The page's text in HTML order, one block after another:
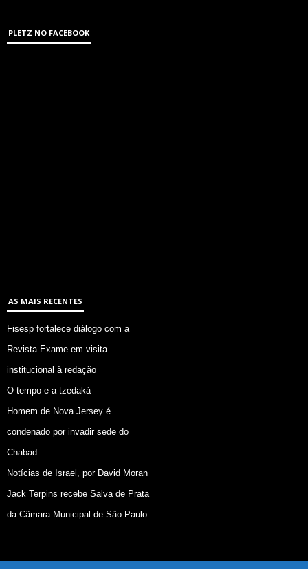
PLETZ NO FACEBOOK
AS MAIS RECENTES
Fisesp fortalece diálogo com a
Revista Exame em visita
institucional à redação
O tempo e a tzedaká
Homem de Nova Jersey é
condenado por invadir sede do
Chabad
Notícias de Israel, por David Moran
Jack Terpins recebe Salva de Prata
da Câmara Municipal de São Paulo